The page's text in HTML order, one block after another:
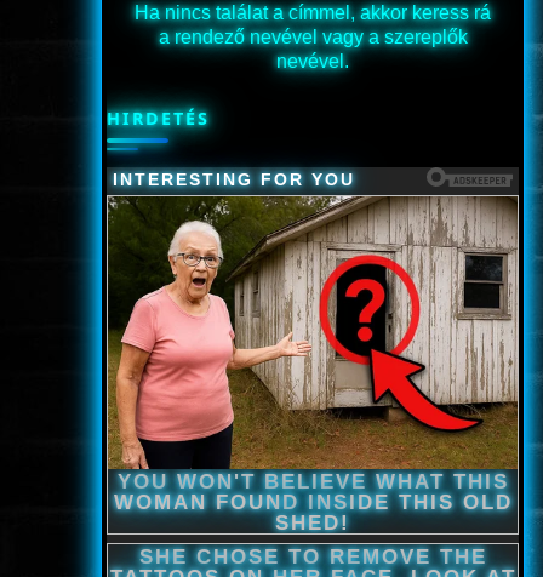
Ha nincs találat a címmel, akkor keress rá
a rendező nevével vagy a szereplők
nevével.
HIRDETÉS